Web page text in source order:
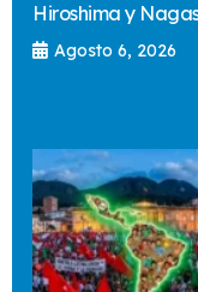
Hiroshima y
Agosto 6, 2026